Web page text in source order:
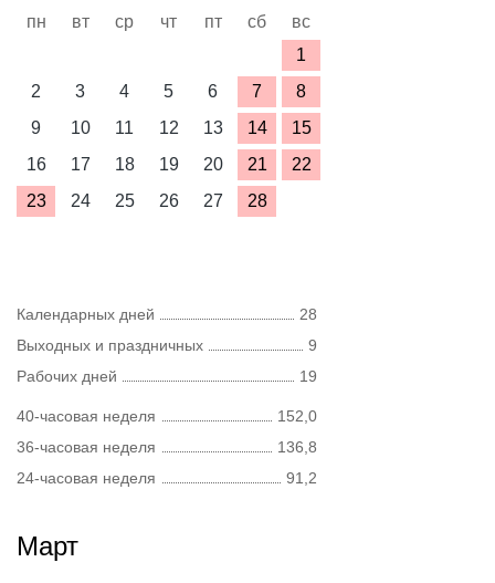
пн вт ср чт пт сб
вс
1
2
3 4 5 6 7
8
9
10 11 12 13 14
15
16
17 18 19 20 21
22
23
24 25 26 27 28
Календарных дней
28
Выходных и праздничных
9
Рабочих дней
19
40-часовая неделя
152,0
36-часовая неделя
136,8
24-часовая неделя
91,2
Март